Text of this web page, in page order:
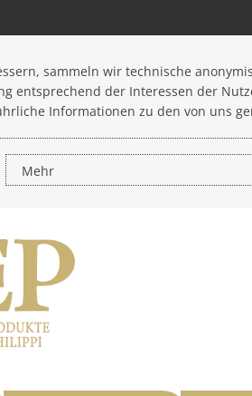
sammeln wir technische
entsprechend der Interessen der
Informationen zu den von uns
Mehr